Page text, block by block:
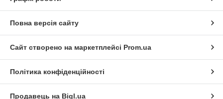
Повна версія сайту
Сайт створено на маркетплейсі Prom.ua
Політика конфіденційності
Продавець на Bigl.ua